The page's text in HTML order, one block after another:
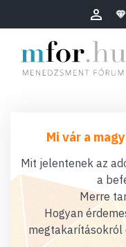
Mi vár a
Mit jelentenek az
a
Merre
Hogyan
megtakarításokról